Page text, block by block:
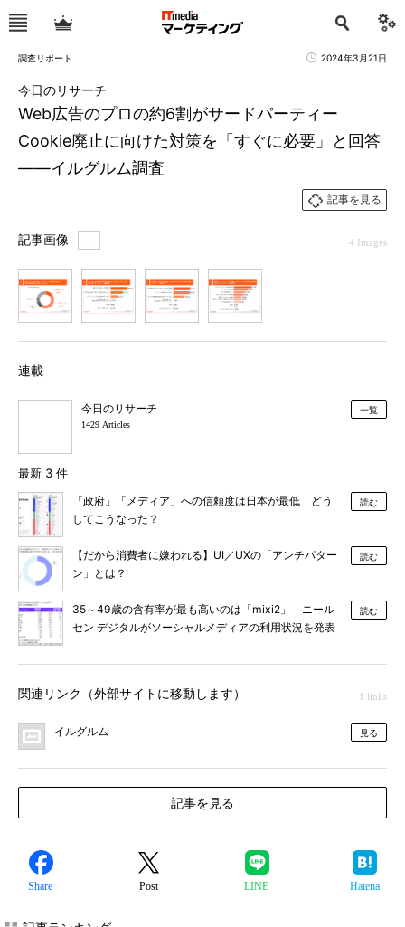
調査リポート 2024年3月21日
Web広告のプロの約6割がサードパーティー
Cookie廃止に向けた対策を「すぐに必要」と回答
――イルグルム調査
今日のリサーチ
記事を見る
記事画像 ＋ 4 Images
連載
今日のリサーチ
1429 Articles
一覧
最新 3 件
「政府」「メディア」への信頼度は日本が最低 どう
してこうなった？
読む
【だから消費者に嫌われる】UI／UXの「アンチパター
ン」とは？
読む
35～49歳の含有率が最も高いのは「mixi2」 ニール
セン デジタルがソーシャルメディアの利用状況を発表
読む
関連リンク（外部サイトに移動します） 1 links
イルグルム 見る
記事を見る
Share Post LINE Hatena